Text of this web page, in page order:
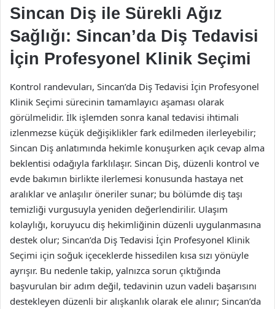
Sincan Diş ile Sürekli Ağız
Sağlığı: Sincan’da Diş Tedavisi
İçin Profesyonel Klinik Seçimi
Kontrol randevuları, Sincan’da Diş Tedavisi İçin Profesyonel
Klinik Seçimi sürecinin tamamlayıcı aşaması olarak
görülmelidir. İlk işlemden sonra kanal tedavisi ihtimali
izlenmezse küçük değişiklikler fark edilmeden ilerleyebilir;
Sincan Diş anlatımında hekimle konuşurken açık cevap alma
beklentisi odağıyla farklılaşır. Sincan Diş, düzenli kontrol ve
evde bakımın birlikte ilerlemesi konusunda hastaya net
aralıklar ve anlaşılır öneriler sunar; bu bölümde diş taşı
temizliği vurgusuyla yeniden değerlendirilir. Ulaşım
kolaylığı, koruyucu diş hekimliğinin düzenli uygulanmasına
destek olur; Sincan’da Diş Tedavisi İçin Profesyonel Klinik
Seçimi için soğuk içeceklerde hissedilen kısa sızı yönüyle
ayrışır. Bu nedenle takip, yalnızca sorun çıktığında
başvurulan bir adım değil, tedavinin uzun vadeli başarısını
destekleyen düzenli bir alışkanlık olarak ele alınır; Sincan’da